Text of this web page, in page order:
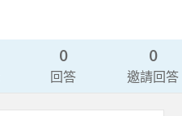
0
回答
0
邀請回答